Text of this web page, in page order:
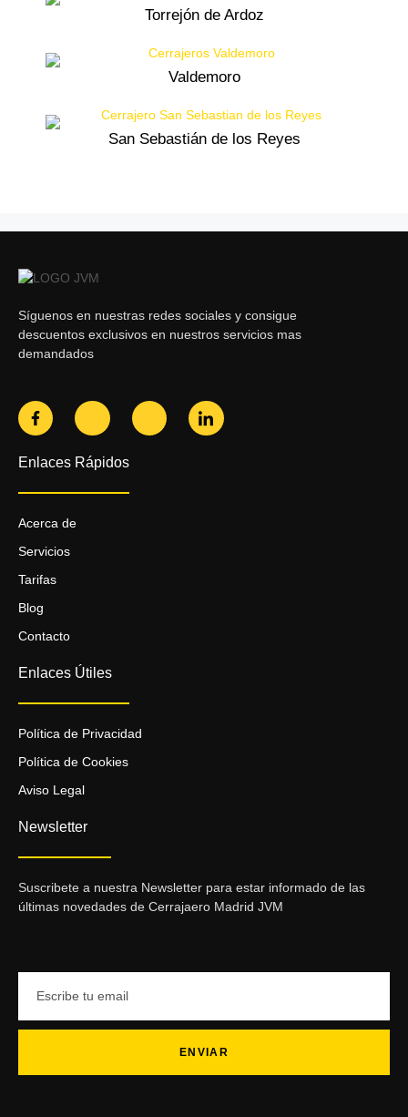
Torrejón de Ardoz
Valdemoro
San Sebastián de los Reyes
Síguenos en nuestras redes sociales y consigue
descuentos exclusivos en nuestros servicios mas
demandados
Enlaces Rápidos
Acerca de
Servicios
Tarifas
Blog
Contacto
Enlaces Útiles
Política de Privacidad
Política de Cookies
Aviso Legal
Newsletter
Suscribete a nuestra Newsletter para estar informado de las
últimas novedades de Cerrajaero Madrid JVM
ENVIAR